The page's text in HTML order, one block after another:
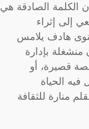
الكلمة الصادقة هي
إلى إثراء
هادف يلامس
منشغلة بإدارة
قصيرة، أو
الحياة
منارة للثقافة